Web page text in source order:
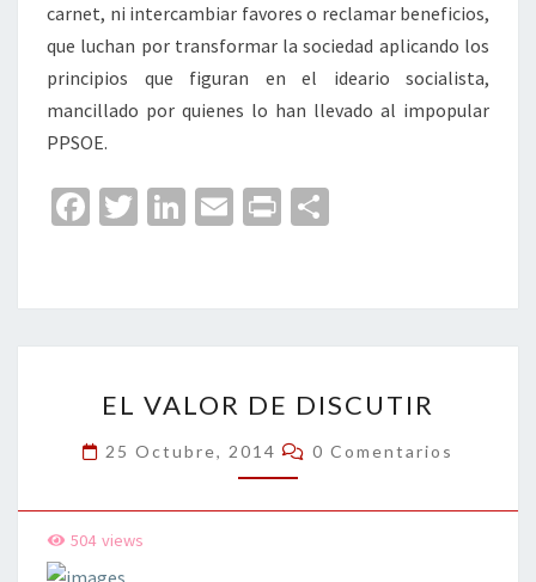
carnet, ni intercambiar favores o reclamar beneficios,
que luchan por transformar la sociedad aplicando los
principios que figuran en el ideario socialista,
mancillado por quienes lo han llevado al impopular
PPSOE.
Fa
o
o
k
T
er
Li
dI
n
E
l
Pr
p
ar
tir
VALOR
DE
DISCUTIR
EL VALOR DE DISCUTIR
25 Octubre, 2014 Comentarios
0 Comentarios
504 views